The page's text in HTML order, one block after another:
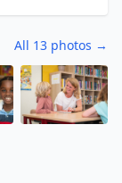
All 13 photos →